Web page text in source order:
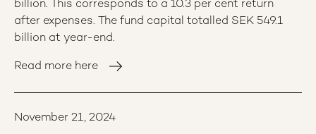
året har drygt 3 300 bolag genomlysts för eventuella
kränkningar och incidenter. Bolag som identifieras i
granskningen omfattas av Etikrådets reaktiva
internationella konventioner och riktlinjer som Sverige
står bakom. Totalt fördes 77 reaktiva dialoger under
tack vare uppnådda mål. I enstaka fall leder dialogen
billion. This corresponds to a 10.3 per cent return
after expenses. The fund capital totalled SEK 549.1
billion at year-end.
Read more here
November 21, 2024